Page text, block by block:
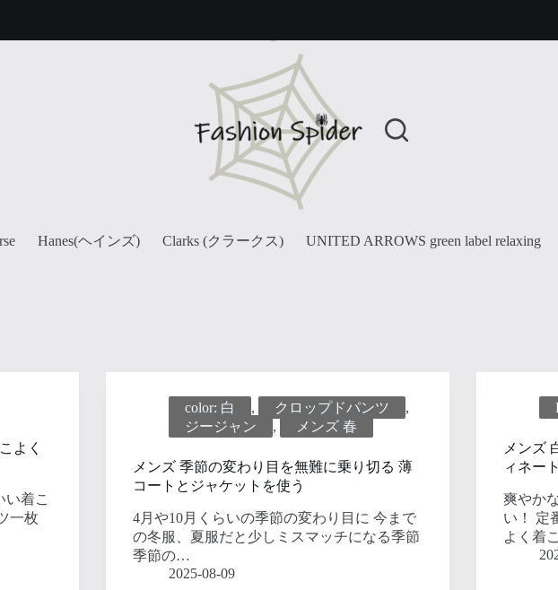
Hanes(ヘインズ) Clarks (クラークス) UNITED ARROWS green label relaxing
よく
い着こ
一枚
color: 白 , クロップドパンツ
,
ジージャン
, メンズ 春
メンズ 季節の変わり目を無難に乗り切る 薄
コートとジャケットを使う
4月や10月くらいの季節の変わり目に 今まで
の冬服、夏服だと少しミスマッチになる季節
季節の…
2025-08-09
メンズ
ィネート
爽やか
い！ 定
よく着